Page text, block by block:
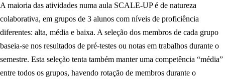
A maioria das atividades numa aula SCALE-UP é de natureza
colaborativa, em grupos de 3 alunos com níveis de proficiência
diferentes: alta, média e baixa. A seleção dos membros de cada grupo
baseia-se nos resultados de pré-testes ou notas em trabalhos durante o
semestre. Esta seleção tenta também manter uma competência “média”
entre todos os grupos, havendo rotação de membros durante o